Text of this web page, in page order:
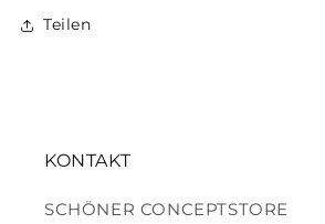
Teilen
KONTAKT
SCHÖNER CONCEPTSTORE